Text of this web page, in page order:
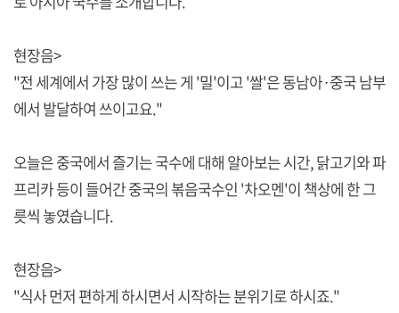
현장음>
"전 세계에서 가장 많이 쓰는 게 '밀'이고 '쌀'은 동남아·중국 남부
에서 발달하여 쓰이고요."
오늘은 중국에서 즐기는 국수에 대해 알아보는 시간, 닭고기와 파
프리카 등이 들어간 중국의 볶음국수인 '차오멘'이 책상에 한 그
릇씩 놓였습니다.
현장음>
"식사 먼저 편하게 하시면서 시작하는 분위기로 하시죠."